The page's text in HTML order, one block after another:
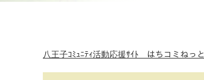
八王子ｺﾐｭﾆﾃｨ活動応援ｻｲﾄ はちコミねっと